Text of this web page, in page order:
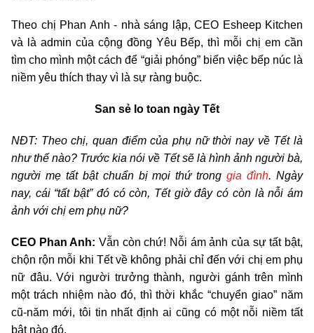
Theo chị Phan Anh - nhà sáng lập, CEO Esheep Kitchen
và là admin của cộng đồng Yêu Bếp, thì mỗi chị em cần
tìm cho mình một cách để “giải phóng” biến việc bếp núc là
niềm yêu thích thay vì là sự ràng buộc.
San sẻ lo toan ngày Tết
NĐT: Theo chị, quan điểm của phụ nữ thời nay về Tết là
như thế nào? Trước kia nói về Tết sẽ là hình ảnh người bà,
người mẹ tất bật chuẩn bị mọi thứ tronggia đình. Ngày
nay, cái “tất bật” đó có còn, Tết giờ đây có còn là nỗi ám
ảnh với chị em phụ nữ?
CEO Phan Anh: Vẫn còn chứ! Nỗi ám ảnh của sự tất bật,
chộn rộn mỗi khi Tết về không phải chỉ đến với chị em phụ
nữ đâu. Với người trưởng thành, người gánh trên mình
một trách nhiệm nào đó, thì thời khắc “chuyển giao” năm
cũ-năm mới, tôi tin nhất định ai cũng có một nỗi niềm tất
bật nào đó.